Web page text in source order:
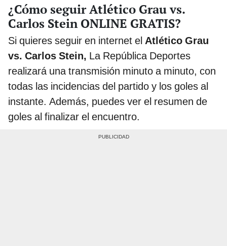
¿Cómo seguir Atlético Grau vs.
Carlos Stein ONLINE GRATIS?
Si quieres seguir en internet el Atlético Grau
vs. Carlos Stein, La República Deportes
realizará una transmisión minuto a minuto, con
todas las incidencias del partido y los goles al
instante. Además, puedes ver el resumen de
goles al finalizar el encuentro.